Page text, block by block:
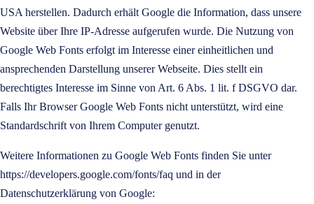
USA herstellen. Dadurch erhält Google die Information, dass unsere
Website über Ihre IP-Adresse aufgerufen wurde. Die Nutzung von
Google Web Fonts erfolgt im Interesse einer einheitlichen und
ansprechenden Darstellung unserer Webseite. Dies stellt ein
berechtigtes Interesse im Sinne von Art. 6 Abs. 1 lit. f DSGVO dar.
Falls Ihr Browser Google Web Fonts nicht unterstützt, wird eine
Standardschrift von Ihrem Computer genutzt.
Weitere Informationen zu Google Web Fonts finden Sie unter
https://developers.google.com/fonts/faq und in der
Datenschutzerklärung von Google: